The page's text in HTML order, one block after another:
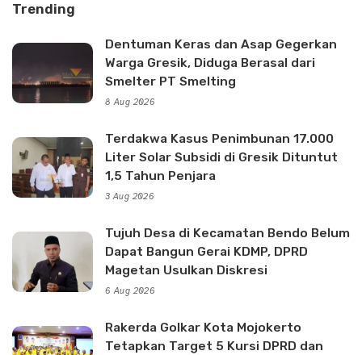
Trending
Dentuman Keras dan Asap Gegerkan
Warga Gresik, Diduga Berasal dari
Smelter PT Smelting
8 Aug 2026
Terdakwa Kasus Penimbunan 17.000
Liter Solar Subsidi di Gresik Dituntut
1,5 Tahun Penjara
3 Aug 2026
Tujuh Desa di Kecamatan Bendo Belum
Dapat Bangun Gerai KDMP, DPRD
Magetan Usulkan Diskresi
6 Aug 2026
Rakerda Golkar Kota Mojokerto
Tetapkan Target 5 Kursi DPRD dan